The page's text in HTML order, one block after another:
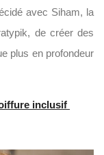
avec Siham, la
de créer des
plus en profondeur
inclusif